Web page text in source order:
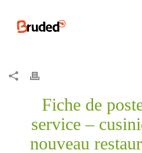
Fiche de
service –
nouveau